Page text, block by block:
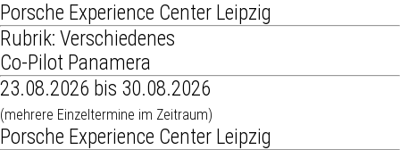
Porsche Experience Center Leipzig
Rubrik: Verschiedenes
Co-Pilot Panamera
23.08.2026 bis 30.08.2026
(mehrere Einzeltermine im Zeitraum)
Porsche Experience Center Leipzig